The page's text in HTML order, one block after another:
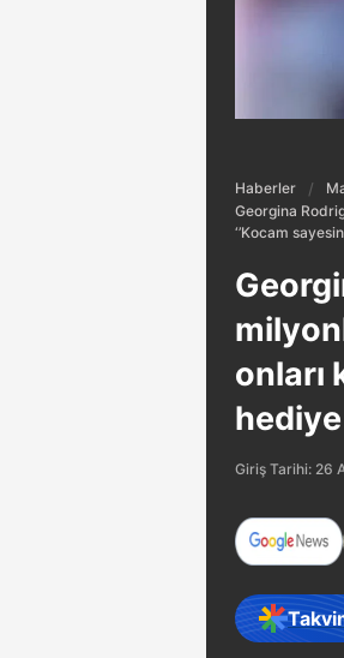
Haberler
Georgina
‘’Kocam
onları
hediye
Giriş Tarihi: 26